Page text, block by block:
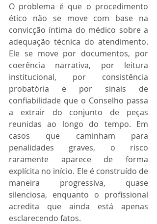
O problema é que o procedimento
ético não se move com base na
convicção íntima do médico sobre a
adequação técnica do atendimento.
Ele se move por documentos, por
coerência narrativa, por leitura
institucional, por consistência
probatória e por sinais de
confiabilidade que o Conselho passa
a extrair do conjunto de peças
reunidas ao longo do tempo. Em
casos que caminham para
penalidades graves, o risco
raramente aparece de forma
explícita no início. Ele é construído de
maneira progressiva, quase
silenciosa, enquanto o profissional
acredita que ainda está apenas
esclarecendo fatos.